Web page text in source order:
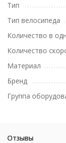
Тип
Тип велосипеда
Количество в
Количество
Материал
Бренд
Группа
Отзывы